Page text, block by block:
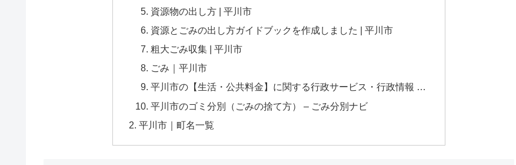
資源物の出し方 | 平川市
資源とごみの出し方ガイドブックを作成しました | 平川市
粗大ごみ収集 | 平川市
ごみ｜平川市
平川市の【生活・公共料金】に関する行政サービス・行政情報 …
平川市のゴミ分別（ごみの捨て方） – ごみ分別ナビ
平川市｜町名一覧